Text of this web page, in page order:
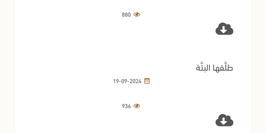
طلَّقها البتَّة
19-09-2024